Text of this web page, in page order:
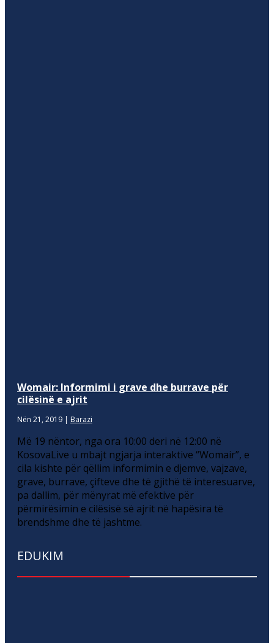
Womair: Informimi i grave dhe burrave për
cilësinë e ajrit
Nën 21, 2019 | Barazi
Më 19 nëntor, nga ora 10:00 deri në 12:00 në
KosovaLive u mbajt ngjarja interaktive “Womair”, e
cila kishte për qëllim informimin e djemve, vajzave,
grave, burrave, çifteve dhe të gjithë të interesuarve,
pa dallim, për mënyrat më efektive për
përmirësimin e cilësisë së ajrit në hapësira të
brendshme dhe të jashtme.
EDUKIM